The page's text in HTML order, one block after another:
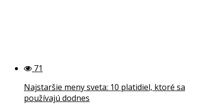
71
Najstaršie meny sveta: 10 platidiel, ktoré sa
používajú dodnes